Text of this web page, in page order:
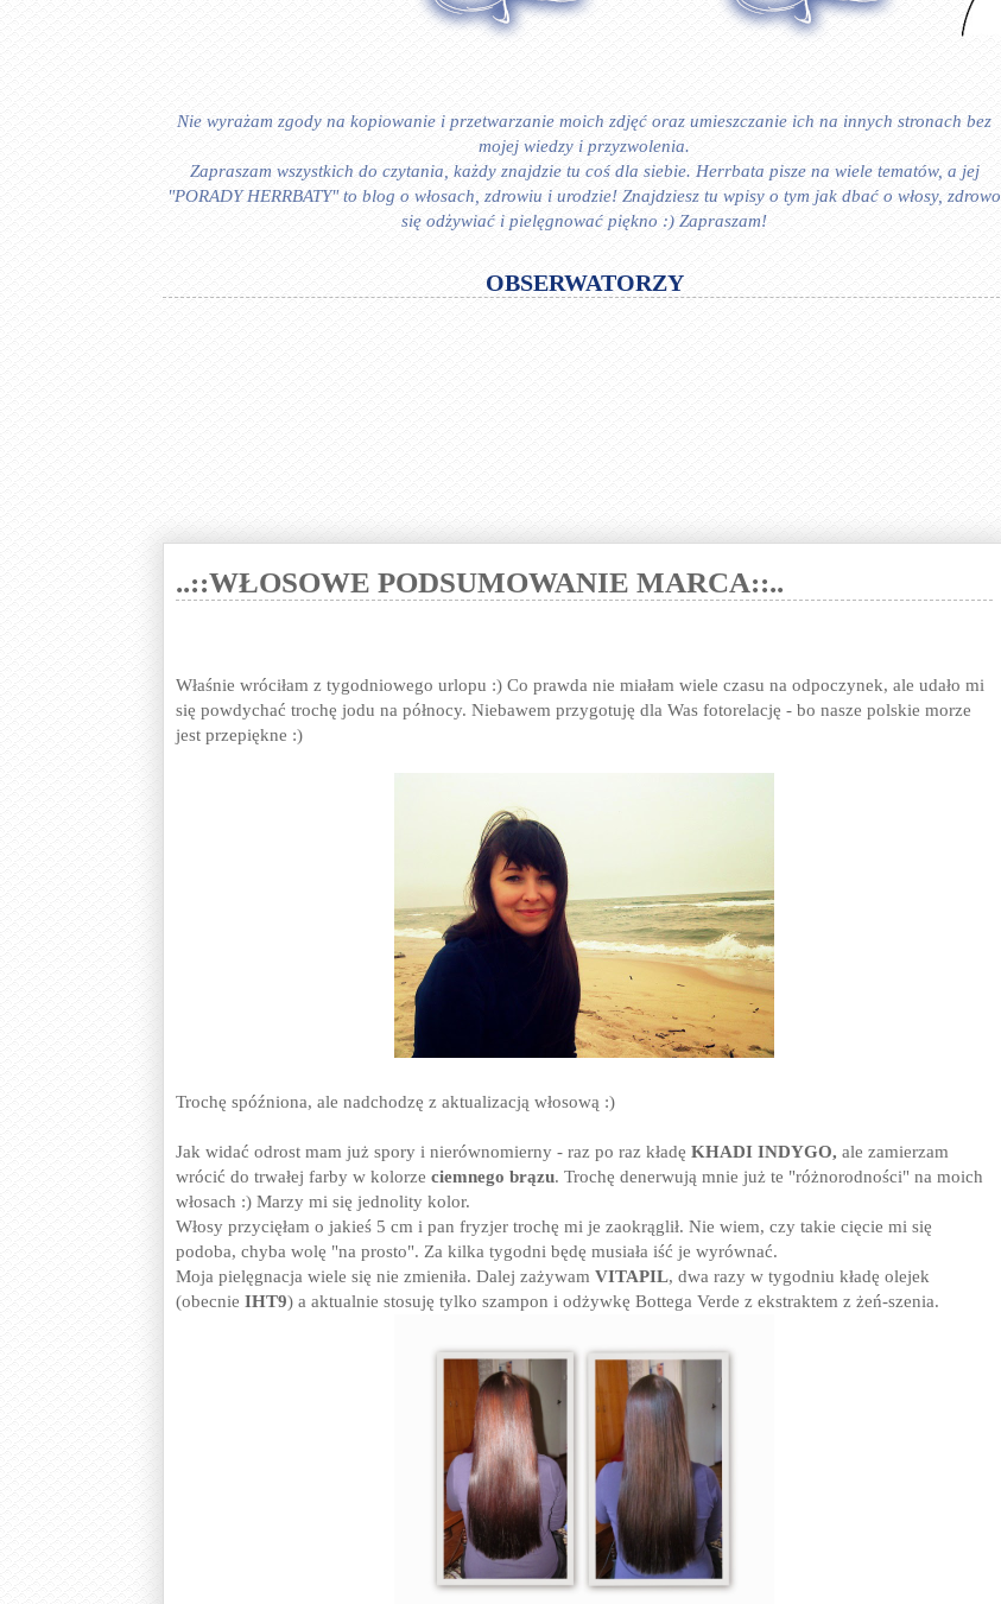
Nie wyrażam zgody na kopiowanie i przetwarzanie moich zdjęć oraz umieszczanie ich na innych stronach bez
mojej wiedzy i przyzwolenia.
Zapraszam wszystkich do czytania, każdy znajdzie tu coś dla siebie. Herrbata pisze na wiele tematów, a jej
"PORADY HERRBATY" to blog o włosach, zdrowiu i urodzie! Znajdziesz tu wpisy o tym jak dbać o włosy, zdrowo
się odżywiać i pielęgnować piękno :) Zapraszam!
OBSERWATORZY
..::WŁOSOWE PODSUMOWANIE MARCA::..
Właśnie wróciłam z tygodniowego urlopu :) Co prawda nie miałam wiele czasu na odpoczynek, ale udało mi
się powdychać trochę jodu na północy. Niebawem przygotuję dla Was fotorelację - bo nasze polskie morze
jest przepiękne :)
Trochę spóźniona, ale nadchodzę z aktualizacją włosową :)
Jak widać odrost mam już spory i nierównomierny - raz po raz kładę KHADI INDYGO, ale zamierzam
wrócić do trwałej farby w kolorze ciemnego brązu. Trochę denerwują mnie już te "różnorodności" na moich
włosach :) Marzy mi się jednolity kolor.
Włosy przycięłam o jakieś 5 cm i pan fryzjer trochę mi je zaokrąglił. Nie wiem, czy takie cięcie mi się
podoba, chyba wolę "na prosto". Za kilka tygodni będę musiała iść je wyrównać.
Moja pielęgnacja wiele się nie zmieniła. Dalej zażywam VITAPIL, dwa razy w tygodniu kładę olejek
(obecnie IHT9) a aktualnie stosuję tylko szampon i odżywkę Bottega Verde z ekstraktem z żeń-szenia.